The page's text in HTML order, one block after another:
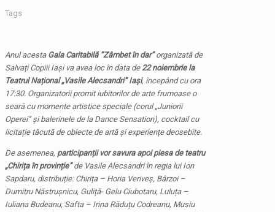
Tags
Anul acesta Gala Caritabilă ”Zâmbet în dar”organizată de
Salvați Copiii Iași va avea loc în data de22 noiembriela
Teatrul Național „Vasile Alecsandri” Iași, începând cu ora
17:30. Organizatorii promit iubitorilor de arte frumoase o
seară cu momente artistice speciale (corul „Juniorii
Operei”și balerinele de la Dance Sensation), cocktailcu
licitație tăcută de obiecte de artă șiexperiențe deosebite.
De asemenea, participanții vor savura apoi piesade teatru
„Chirița în provinție”de Vasile Alecsandri în regia lui Ion
Sapdaru, distribuție: Chirița – Horia Veriveș, Bârzoi –
Dumitru Năstrușnicu, Guliță- Gelu Ciubotaru, Luluța –
Iuliana Budeanu, Safta – Irina Răduțu Codreanu, Musiu